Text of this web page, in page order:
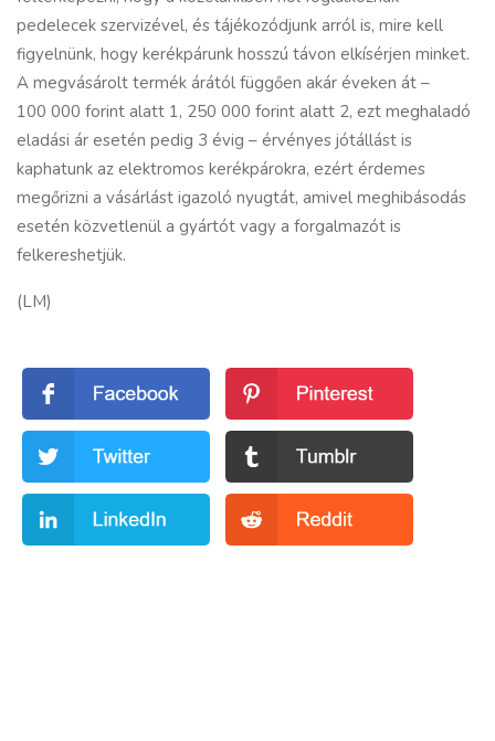
pedelecek szervizével, és tájékozódjunk arról is, mire kell
figyelnünk, hogy kerékpárunk hosszú távon elkísérjen minket.
A megvásárolt termék árától függően akár éveken át –
100 000 forint alatt 1, 250 000 forint alatt 2, ezt meghaladó
eladási ár esetén pedig 3 évig – érvényes jótállást is
kaphatunk az elektromos kerékpárokra, ezért érdemes
megőrizni a vásárlást igazoló nyugtát, amivel meghibásodás
esetén közvetlenül a gyártót vagy a forgalmazót is
felkereshetjük.
(LM)